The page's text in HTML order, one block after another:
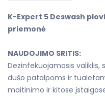
K-Expert 5 Deswash
priemonė
NAUDOJIMO SRITIS:
Dezinfekuojamasis
dušo patalpoms ir
maitinimo ir kitose